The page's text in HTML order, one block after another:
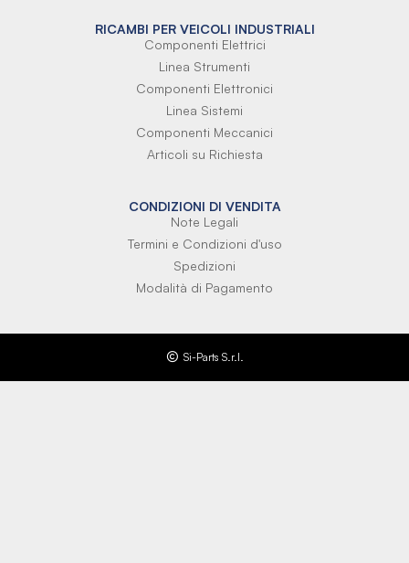
RICAMBI PER VEICOLI INDUSTRIALI
Componenti Elettrici
Linea Strumenti
Componenti Elettronici
Linea Sistemi
Componenti Meccanici
Articoli su Richiesta
CONDIZIONI DI VENDITA
Note Legali
Termini e Condizioni d'uso
Spedizioni
Modalità di Pagamento
Si-Parts S.r.l.